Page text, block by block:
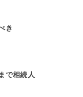
き
で相続人